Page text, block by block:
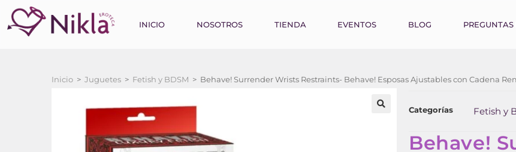
INICIO NOSOTROS TIENDA EVENTOS BLOG
Inicio > Juguetes > Fetish y BDSM > Behave! Surrender Wrists Restraints- Behave! Esposas Ajustables con Cadena
Categorías Fetish y
Behave!